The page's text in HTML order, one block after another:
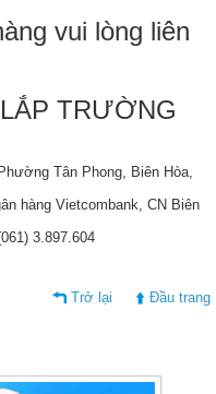
vui lòng liên
TRƯỜNG
Tân Phong, Biên Hòa,
hàng Vietcombank, CN Biên
3.897.604
Trở lại Đầu trang